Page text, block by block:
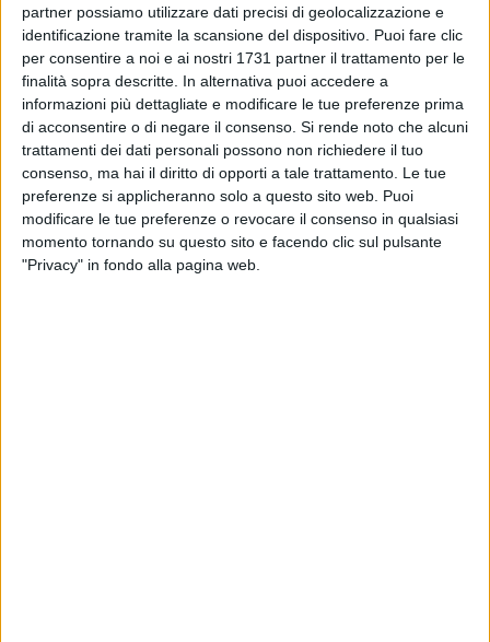
partner possiamo utilizzare dati precisi di geolocalizzazione e
identificazione tramite la scansione del dispositivo. Puoi fare clic
per consentire a noi e ai nostri 1731 partner il trattamento per le
finalità sopra descritte. In alternativa puoi accedere a
informazioni più dettagliate e modificare le tue preferenze prima
di acconsentire o di negare il consenso. Si rende noto che alcuni
trattamenti dei dati personali possono non richiedere il tuo
consenso, ma hai il diritto di opporti a tale trattamento. Le tue
preferenze si applicheranno solo a questo sito web. Puoi
modificare le tue preferenze o revocare il consenso in qualsiasi
momento tornando su questo sito e facendo clic sul pulsante
"Privacy" in fondo alla pagina web.
L'equipaggio del peschereccio biscegliese Angela Madre è
stato fermato in acque non italiane da una motovedetta
della marina croata e successivamente condotto sull'isola di
Vis (Lissa), al largo di Spalato.
La notizia è stata confermata da fonti vicine ai marinai.
Non è ancora chiaro se si tratti di un caso di sconfinamento.